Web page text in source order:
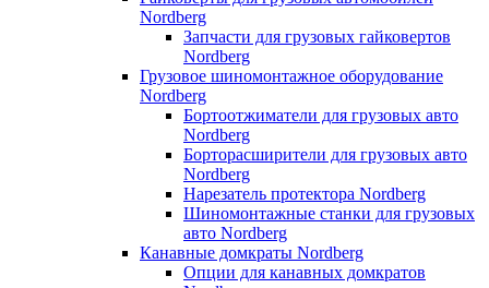
Nordberg
Запчасти для грузовых гайковертов
Nordberg
Грузовое шиномонтажное оборудование
Nordberg
Бортоотжиматели для грузовых авто
Nordberg
Борторасширители для грузовых авто
Nordberg
Нарезатель протектора Nordberg
Шиномонтажные станки для грузовых
авто Nordberg
Канавные домкраты Nordberg
Опции для канавных домкратов